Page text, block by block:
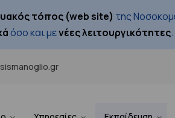
τόπος (web site) της
όσο και μενέες λειτουργικότητες.